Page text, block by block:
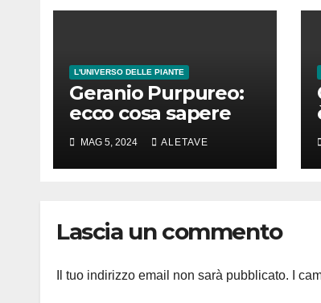
L'UNIVERSO DELLE PIANTE
Geranio Purpureo:
ecco cosa sapere
MAG 5, 2024 ALETAVE
Lascia un commento
Il tuo indirizzo email non sarà pubblicato. I